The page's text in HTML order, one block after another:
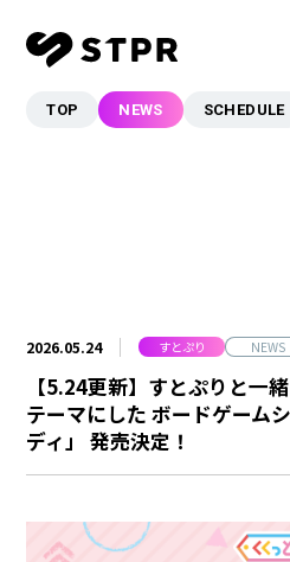
TOP NEWS SCHEDULE
TOP
MUSIC
EVENT/LIVE
STORE
合計フォロワー数
2026.05.24 すとぷり NEWS
【5.24更新】すとぷりと一
テーマにした ボードゲーム
ディ」 発売決定！